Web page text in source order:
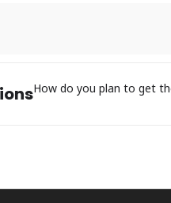
How do you plan to get